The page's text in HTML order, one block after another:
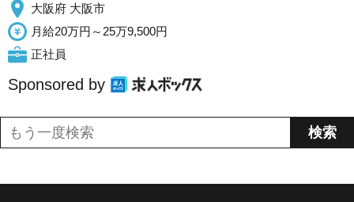
大阪府 大阪市
月給20万円～25万9,500円
正社員
Sponsored by